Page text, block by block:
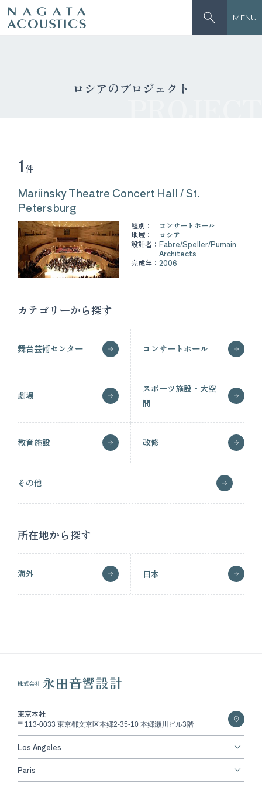
MENU
ロシアのプロジェクト
1 件
Mariinsky Theatre Concert Hall / St.
Petersburg
種別：
コンサートホール
地域：
ロシア
設計者： Fabre/Speller/Pumain
Architects
完成年： 2006
カテゴリーから探す
舞台芸術センター コンサートホール
劇場
スポーツ施設・大空
間
教育施設 改修
その他
所在地から探す
海外 日本
東京本社
〒113-0033 東京都文京区本郷2-35-10 本郷瀬川ビル3階
Los Angeles
Paris